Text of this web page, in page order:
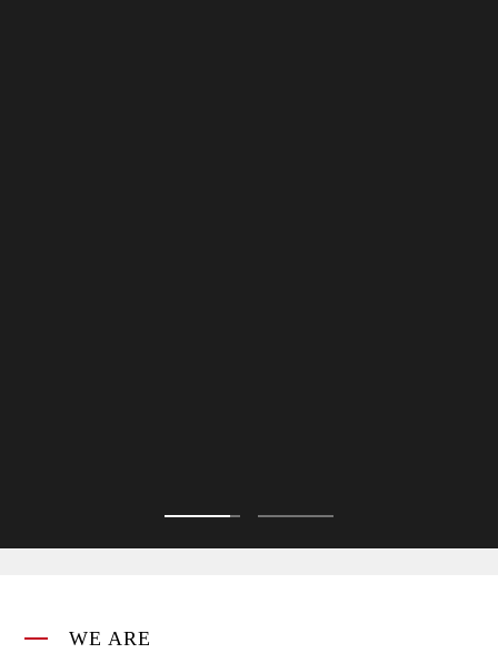
WE ARE